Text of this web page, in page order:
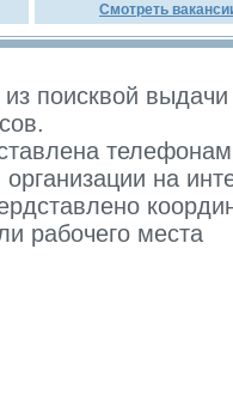
Смотреть
поисквой
на
рабочего места